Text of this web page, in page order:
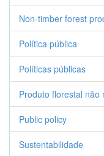
Non-timber forest
Política pública
Políticas públicas
Produto florestal não
Public policy
Sustentabilidade